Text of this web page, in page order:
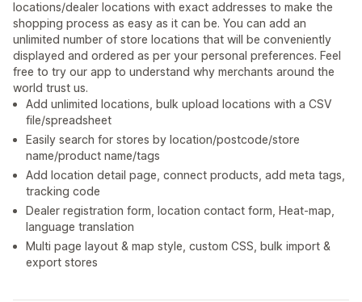
locations/dealer locations with exact addresses to make the
shopping process as easy as it can be. You can add an
unlimited number of store locations that will be conveniently
displayed and ordered as per your personal preferences. Feel
free to try our app to understand why merchants around the
world trust us.
Add unlimited locations, bulk upload locations with a CSV
file/spreadsheet
Easily search for stores by location/postcode/store
name/product name/tags
Add location detail page, connect products, add meta tags,
tracking code
Dealer registration form, location contact form, Heat-map,
language translation
Multi page layout & map style, custom CSS, bulk import &
export stores